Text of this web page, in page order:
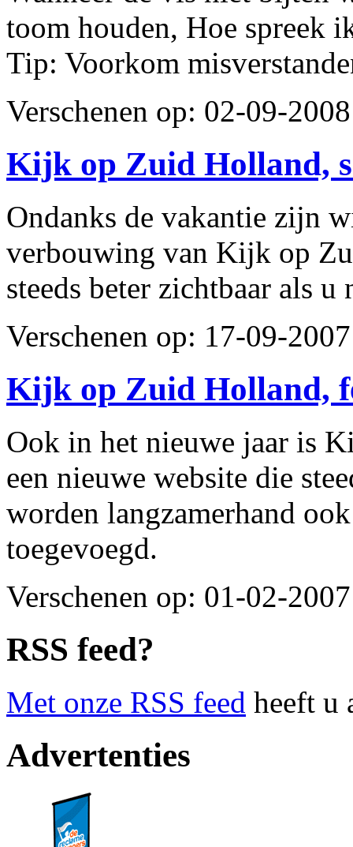
toom houden, Hoe spreek
Tip: Voorkom
Verschenen op: 02-09-
Kijk op Zuid Holland,
Ondanks de vakantie zijn
verbouwing van Kijk op
steeds beter zichtbaar als
Verschenen op: 17-09-
Kijk op Zuid Holland,
Ook in het nieuwe jaar is
een nieuwe website die
worden langzamerhand
toegevoegd.
Verschenen op: 01-02-
RSS feed?
Met onze RSS feed heeft u
Advertenties